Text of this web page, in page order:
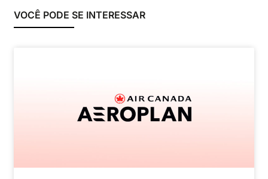
VOCÊ PODE SE INTERESSAR